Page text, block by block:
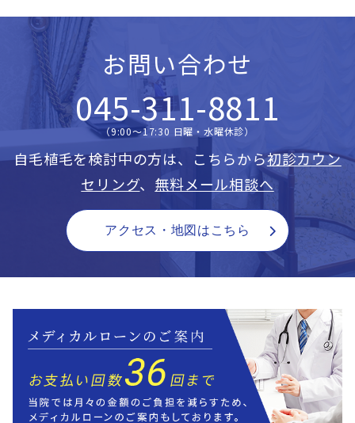
お問い合わせ
045-311-8811
（9:00〜17:30 日曜・水曜休診）
自毛植毛を検討中の方は、こちらから初診カウン
セリング、 無料メール相談へ
アクセス・地図はこちら